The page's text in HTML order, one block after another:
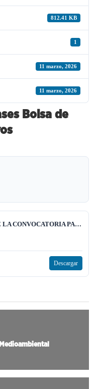
812.41 KB
1
11 marzo, 2026
11 marzo, 2026
Bolsa de
BOL-EMP-2026-02- BASES DE LA CONVOCATORIA PARA BOLSAS DE EMPLEO PERSONAL ADMINISTRATIVO.pdf
Descargar